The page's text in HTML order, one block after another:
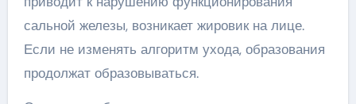
сальной железы, возникает жировик на лице.
Если не изменять алгоритм ухода, образования
продолжат образовываться.